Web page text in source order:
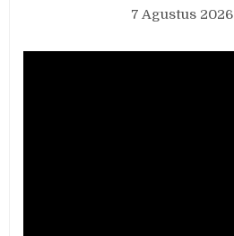
7 Agustus 2026